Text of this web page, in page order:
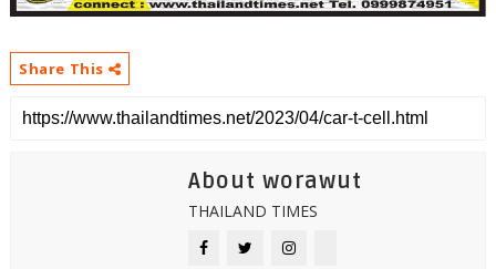
Share This
About worawut
THAILAND TIMES